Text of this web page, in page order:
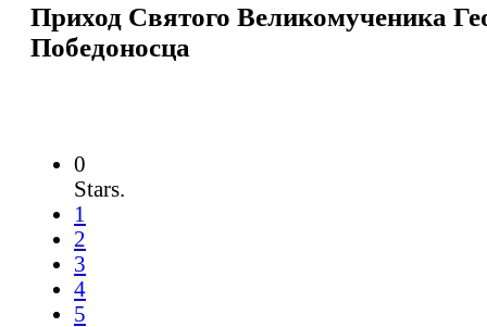
Приход Святого Великомученика
Победоносца
0
Stars.
1
2
3
4
5